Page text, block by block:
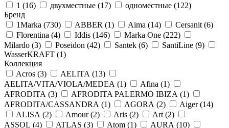
1 (16) двухместные (17) одноместные (122)
Бренд
1Marka (730) ABBER (1) Aima (14) Cersanit (6)
Florentina (4) Iddis (146) Marka One (222)
Milardo (3) Poseidon (42) Santek (6) SantiLine (9)
WasserKRAFT (1)
Коллекция
Acros (3) AELITA (13)
AELITA/VITA/VIOLA/MEDEA (1) Afina (1)
AFRODITA (3) AFRODITA PALERMO IBIZA (1)
AFRODITA/CASSANDRA (1) AGORA (2) Aiger (14)
ALISA (2) Amour (2) Aris (2) Art (2)
ASSOL (4) ATLAS (3) Atom (1) AURA (10)